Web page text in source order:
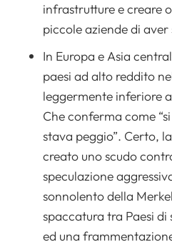
infrastrutture e creare
piccole aziende di aver
In Europa e Asia
paesi ad alto reddito
leggermente inferiore a
Che conferma come
stava peggio”. Certo,
creato uno scudo
speculazione
sonnolento della
spaccatura tra Paesi di
ed una